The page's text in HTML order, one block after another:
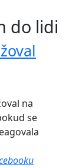
do lidi
na
se